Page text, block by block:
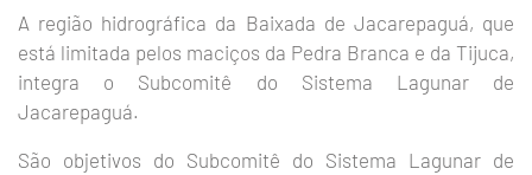
A região hidrográfica da Baixada de Jacarepaguá, que
está limitada pelos maciços da Pedra Branca e da Tijuca,
integra o Subcomitê do Sistema Lagunar de
Jacarepaguá.
São objetivos do Subcomitê do Sistema Lagunar de